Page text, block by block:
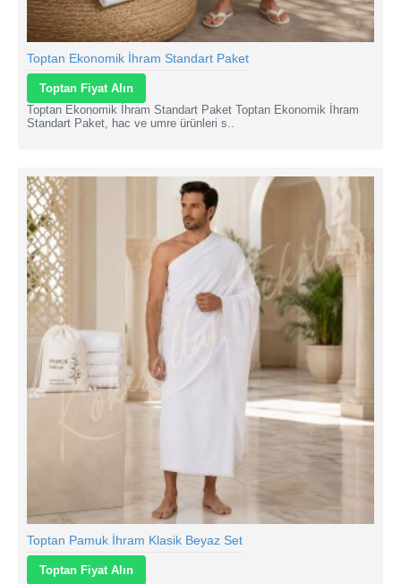
Toptan Ekonomik İhram Standart Paket
Toptan Fiyat Alın
Toptan Ekonomik İhram Standart Paket Toptan Ekonomik İhram
Standart Paket, hac ve umre ürünleri s..
Toptan Pamuk İhram Klasik Beyaz Set
Toptan Fiyat Alın